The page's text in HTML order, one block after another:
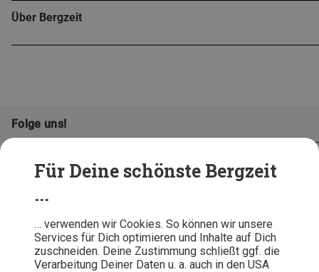
Für Deine schönste Bergzeit
...
… verwenden wir Cookies. So können wir unsere
Services für Dich optimieren und Inhalte auf Dich
zuschneiden. Deine Zustimmung schließt ggf. die
Verarbeitung Deiner Daten u. a. auch in den USA
Über Bergzeit
Folge uns!